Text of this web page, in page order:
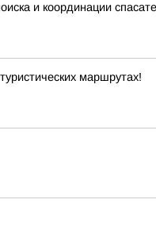
и координации
маршрутах!